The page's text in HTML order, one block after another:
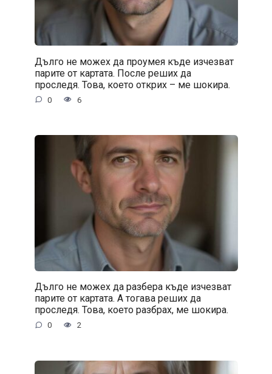
Дълго не можех да проумея къде изчезват
парите от картата. После реших да
проследя. Това, което открих – ме шокира.
0 6
Дълго не можех да разбера къде изчезват
парите от картата. А тогава реших да
проследя. Това, което разбрах, ме шокира.
0 2